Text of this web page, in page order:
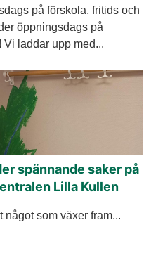
på förskola, fritids och
öppningsdags på
Vi laddar upp med...
spännande saker på
Lilla Kullen
något som växer fram...